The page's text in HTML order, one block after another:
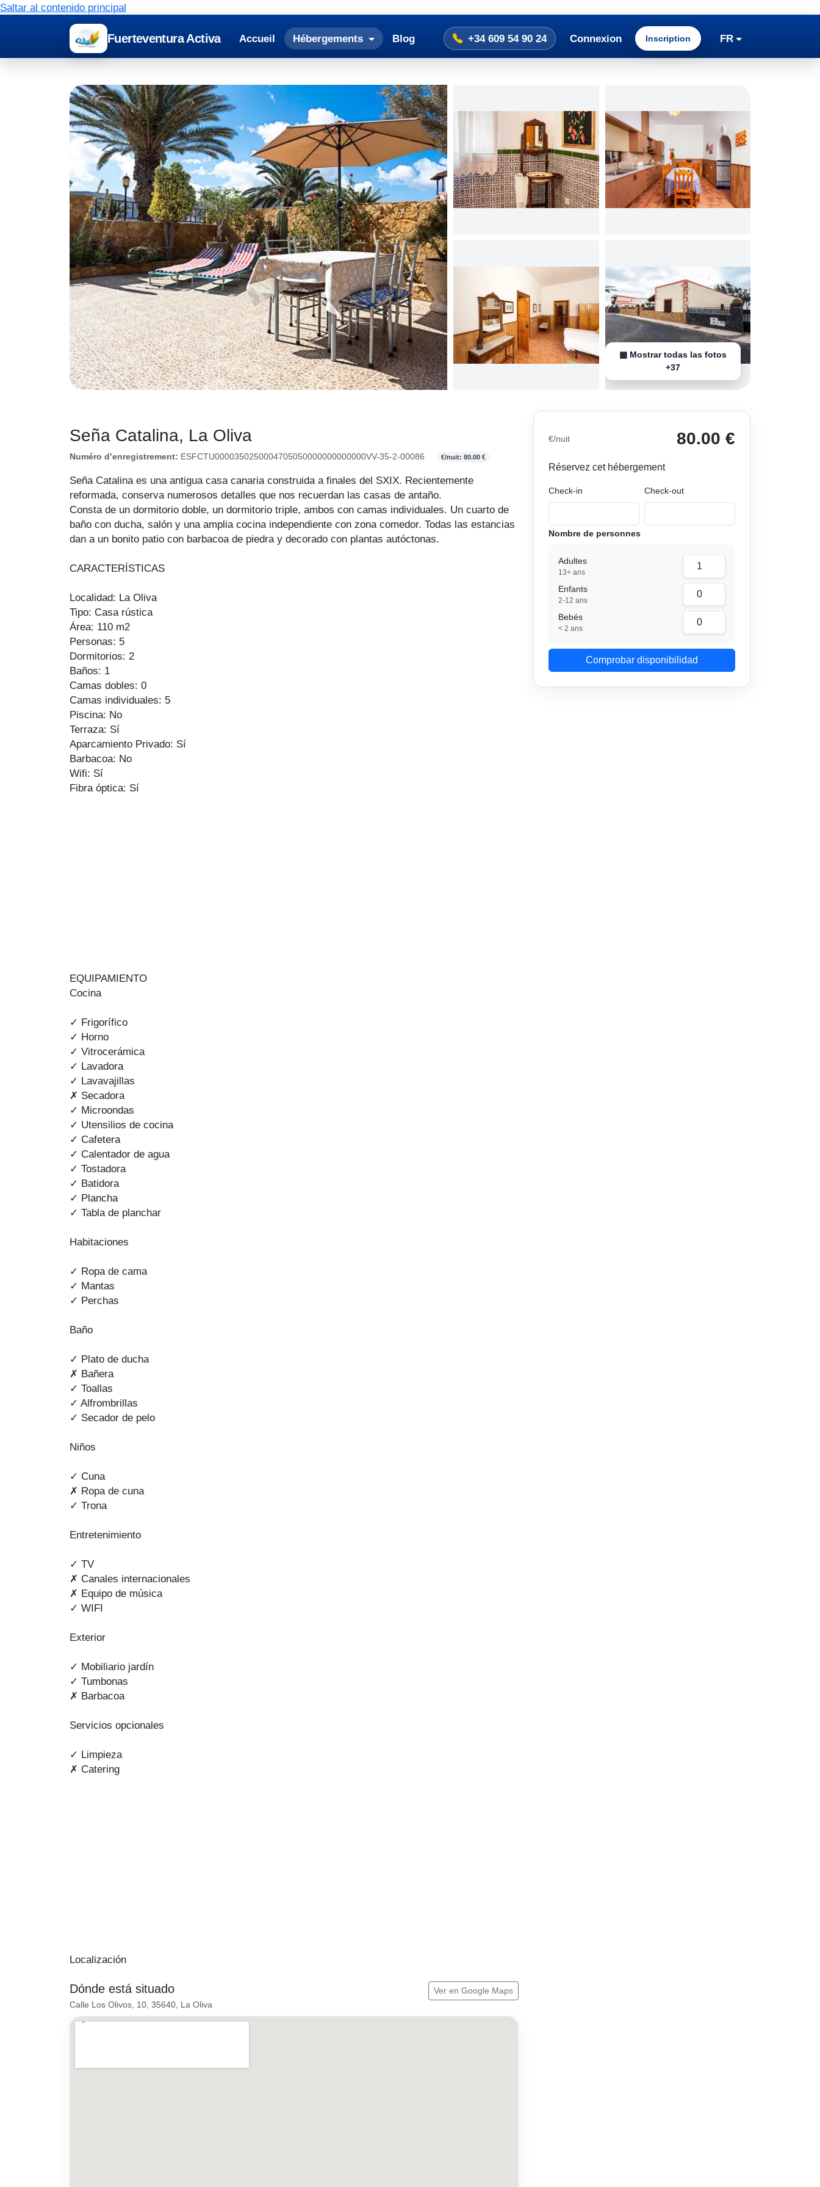
Saltar al contenido principal
Fuerteventura Activa Accueil Hébergements Blog +34 609 54 90 24 Connexion Inscription FR
▦ Mostrar todas las fotos
+37
Seña Catalina, La Oliva
Numéro d’enregistrement: ESFCTU0000350250004705050000000000000VV-35-2-00086 €/nuit: 80.00 €
Seña Catalina es una antigua casa canaria construida a finales del SXIX. Recientemente
reformada, conserva numerosos detalles que nos recuerdan las casas de antaño.
Consta de un dormitorio doble, un dormitorio triple, ambos con camas individuales. Un cuarto de
baño con ducha, salón y una amplia cocina independiente con zona comedor. Todas las estancias
dan a un bonito patio con barbacoa de piedra y decorado con plantas autóctonas.
CARACTERÍSTICAS
Localidad: La Oliva
Tipo: Casa rústica
Área: 110 m2
Personas: 5
Dormitorios: 2
Baños: 1
Camas dobles: 0
Camas individuales: 5
Piscina: No
Terraza: Sí
Aparcamiento Privado: Sí
Barbacoa: No
Wifi: Sí
Fibra óptica: Sí
EQUIPAMIENTO
Cocina
✓ Frigorífico
✓ Horno
✓ Vitrocerámica
✓ Lavadora
✓ Lavavajillas
✗ Secadora
✓ Microondas
✓ Utensilios de cocina
✓ Cafetera
✓ Calentador de agua
✓ Tostadora
✓ Batidora
✓ Plancha
✓ Tabla de planchar
Habitaciones
✓ Ropa de cama
✓ Mantas
✓ Perchas
Baño
✓ Plato de ducha
✗ Bañera
✓ Toallas
✓ Alfrombrillas
✓ Secador de pelo
Niños
✓ Cuna
✗ Ropa de cuna
✓ Trona
Entretenimiento
✓ TV
✗ Canales internacionales
✗ Equipo de música
✓ WIFI
Exterior
✓ Mobiliario jardín
✓ Tumbonas
✗ Barbacoa
Servicios opcionales
✓ Limpieza
✗ Catering
Localización
Dónde está situado
Calle Los Olivos, 10, 35640, La Oliva
Ver en Google Maps
€/nuit 80.00 €
Réservez cet hébergement
Check-in Check-out
Nombre de personnes
Adultes
13+ ans
Enfants
2-12 ans
Bebés
< 2 ans
Comprobar disponibilidad